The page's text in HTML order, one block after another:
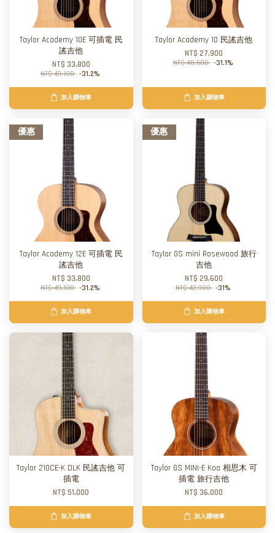
Taylor Academy 10E 可插電 民
謠吉他
NT$ 33,800
NT$ 49,100 -31.2%
加入購物車
Taylor Academy 10 民謠吉他
NT$ 27,900
NT$ 40,500 -31.1%
加入購物車
優惠
Taylor Academy 12E 可插電 民
謠吉他
NT$ 33,800
NT$ 49,100 -31.2%
加入購物車
優惠
Taylor GS mini Rosewood 旅行
吉他
NT$ 29,600
NT$ 42,900 -31%
加入購物車
Taylor 210CE-K DLK 民謠吉他 可
插電
NT$ 51,000
加入購物車
Taylor GS MINI-E Koa 相思木 可
插電 旅行吉他
NT$ 36,000
加入購物車